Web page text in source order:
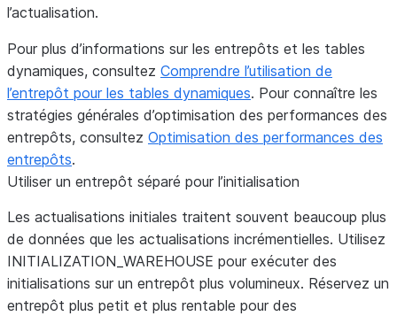
l’actualisation.
Pour plus d’informations sur les entrepôts et les tables
dynamiques, consultez Comprendre l’utilisation de
l’entrepôt pour les tables dynamiques. Pour connaître les
stratégies générales d’optimisation des performances des
entrepôts, consultez Optimisation des performances des
entrepôts.
Utiliser un entrepôt séparé pour l’initialisation
Les actualisations initiales traitent souvent beaucoup plus
de données que les actualisations incrémentielles. Utilisez
INITIALIZATION_WAREHOUSE pour exécuter des
initialisations sur un entrepôt plus volumineux. Réservez un
entrepôt plus petit et plus rentable pour des